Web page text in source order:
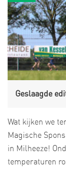
Geslaagde
Wat kijken we
Magische
in Milheeze!
temperaturen